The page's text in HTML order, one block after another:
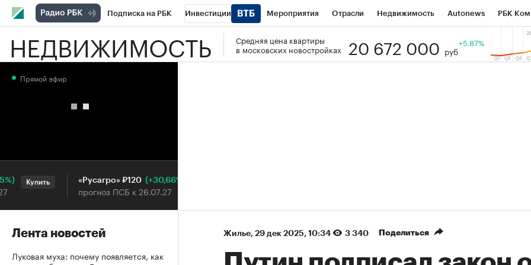
Подписка на РБК Инвестиции Мероприятия Отрасли Недвижимость Autonews РБК
РБК Вино Спорт Школа управления РБК РБК Образование Тренды
НЕДВИЖИМОСТЬ
Средняя цена квартиры
в московских новостройках
20 672 000 руб
+5.87%
Жилье⁠, 29 дек 2025, 10:34 3 340 Поделиться
Прямой эфир
Купить «Русагро» ₽120 (+30,66%)
прогноз ПСБ к 26.07.27
Лента новостей
Луковая муха: почему появляется, как